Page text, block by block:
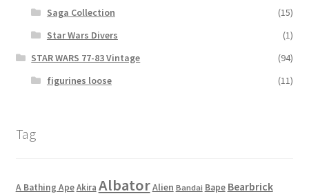
Saga Collection
(15)
Star Wars Divers
(1)
STAR WARS 77-83 Vintage
(94)
figurines loose
(11)
Tag
A Bathing Ape Akira AlbatorAlien Bandai Bape Bearbrick